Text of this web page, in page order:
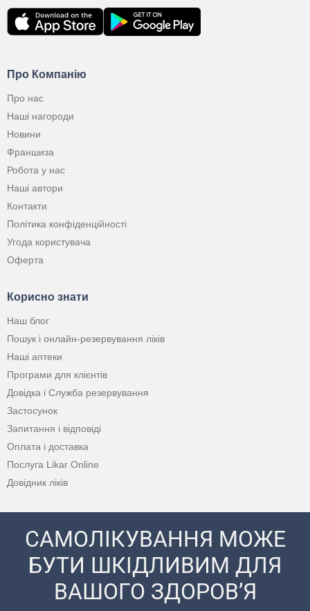
Про Компанію
Про нас
Наші нагороди
Новини
Франшиза
Робота у нас
Наші автори
Контакти
Політика конфіденційності
Угода користувача
Оферта
Корисно знати
Наш блог
Пошук і онлайн-резервування ліків
Наші аптеки
Програми для клієнтів
Довідка і Служба резервування
Застосунок
Запитання і відповіді
Оплата і доставка
Послуга Likar Online
Довідник ліків
САМОЛІКУВАННЯ МОЖЕ
БУТИ ШКІДЛИВИМ ДЛЯ
ВАШОГО ЗДОРОВ’Я